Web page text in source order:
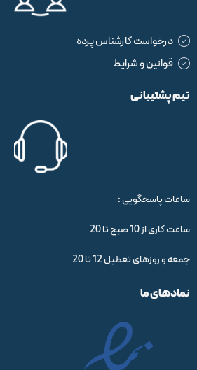
درخواست کارشناس پرده
قوانین و شرایط
تیم پشتیبانی
ساعات پاسخگویی :
ساعت کاری از 10 صبح تا 20
جمعه و روزهای تعطیل 12 تا 20
نمادهای ما